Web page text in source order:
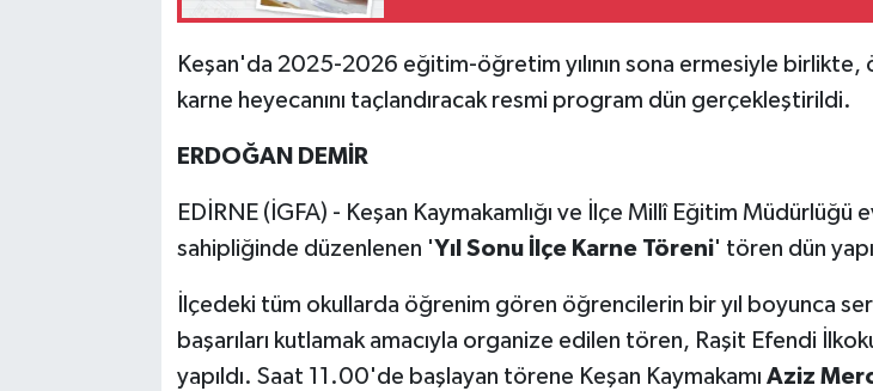
Keşan'da 2025-2026 eğitim-öğretim yılının sona ermesiyle birlikte,
karne heyecanını taçlandıracak resmi program dün gerçekleştirildi.
ERDOĞAN DEMİR
EDİRNE (İGFA) - Keşan Kaymakamlığı ve İlçe Millî Eğitim Müdürlüğü
sahipliğinde düzenlenen 'Yıl Sonu İlçe Karne Töreni' tören dün
İlçedeki tüm okullarda öğrenim gören öğrencilerin bir yıl boyunca
başarıları kutlamak amacıyla organize edilen tören, Raşit Efendi
yapıldı. Saat 11.00'de başlayan törene Keşan Kaymakamı Aziz